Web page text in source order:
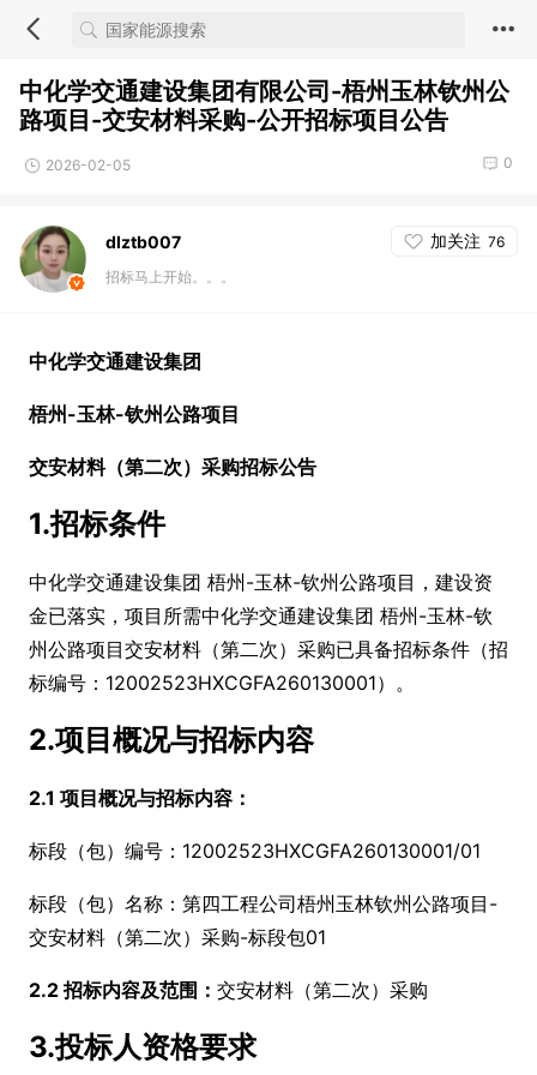
中化学交通建设集团有限公司-梧州玉林钦州公
路项目-交安材料采购-公开招标项目公告
2026-02-05 0
dlztb007 加关注 76
招标马上开始。。。
中化学交通建设集团
梧州 -玉林-钦州公路项目
交安材料（第二次） 采购招标公告
1.招标条件
中化学交通建设集团 梧州-玉林-钦州公路项目 ，建设资
金已落实，项目所需中化学交通建设集团 梧州-玉林-钦
州公路项目交安材料（第二次）采购已具备招标条件（招
标编号： 12002523HXCGFA260130001）。
2.项目概况与招标内容
2.1 项目概况与招标内容：
标段（包）编号： 12002523HXCGFA260130001/01
标段（包）名称：第四工程公司梧州玉林钦州公路项目 -
交安材料（第二次）采购-标段包01
2.2 招标内容及范围： 交安材料（第二次）采购
3.投标人资格要求